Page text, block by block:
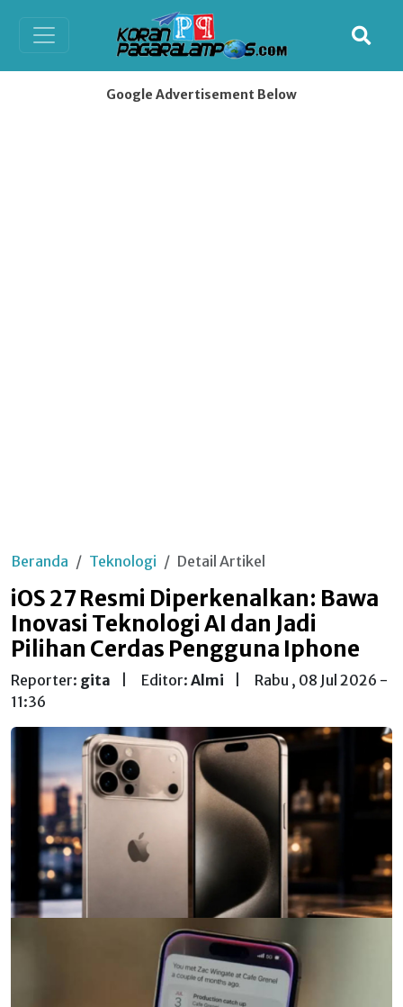
Google Advertisement Below
Beranda Teknologi Detail Artikel
iOS 27 Resmi Diperkenalkan: Bawa
Inovasi Teknologi AI dan Jadi
Pilihan Cerdas Pengguna Iphone
Reporter: gita Editor: Almi
Rabu , 08 Jul 2026 -
11:36